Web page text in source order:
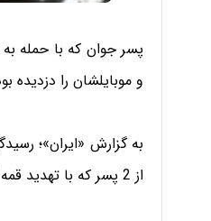
و موبایلشان را دزدیده
از 2 پسر که با تهدید قمه گوشی موبایل وی را سرقت کرده بودند، شکایت کرد.